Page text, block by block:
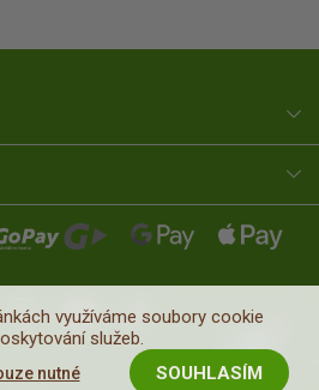
využíváme soubory cookie
služeb.
nutné SOUHLASÍM
Poradca